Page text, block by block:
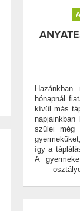
hónapnál
kívül más
napjainkban
szülei még
így a
A